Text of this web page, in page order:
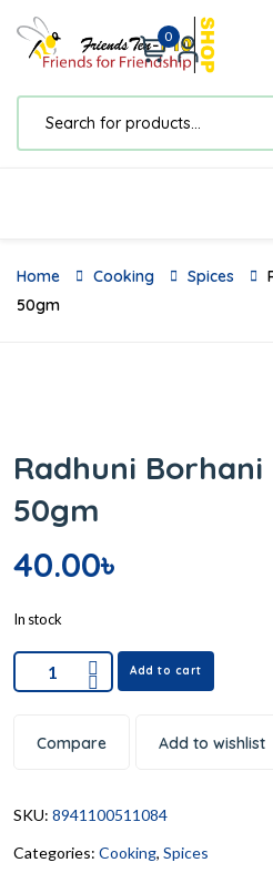
0
Home Cooking Spices
50gm
Radhuni Borhani
50gm
40.00৳
In stock
Add to cart
Compare Add to wishlist
SKU: 8941100511084
Categories: Cooking, Spices